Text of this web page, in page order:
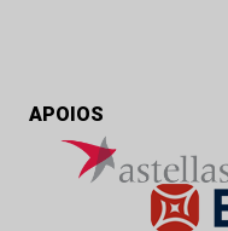
APOIOS